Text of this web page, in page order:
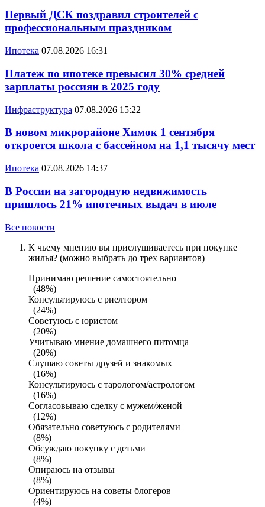
Первый ДСК поздравил строителей с
профессиональным праздником
Ипотека 07.08.2026 16:31
Платеж по ипотеке превысил 30% средней
зарплаты россиян в 2025 году
Инфраструктура 07.08.2026 15:22
В новом микрорайоне Химок 1 сентября
откроется школа с бассейном на 1,1 тысячу мест
Ипотека 07.08.2026 14:37
В России на загородную недвижимость
пришлось 21% ипотечных выдач в июле
Все новости
К чьему мнению вы прислушиваетесь при покупке
жилья? (можно выбрать до трех вариантов)
Принимаю решение самостоятельно
(48%)
Консультируюсь с риелтором
(24%)
Советуюсь с юристом
(20%)
Учитываю мнение домашнего питомца
(20%)
Слушаю советы друзей и знакомых
(16%)
Консультируюсь с тарологом/астрологом
(16%)
Согласовываю сделку с мужем/женой
(12%)
Обязательно советуюсь с родителями
(8%)
Обсуждаю покупку с детьми
(8%)
Опираюсь на отзывы
(8%)
Ориентируюсь на советы блогеров
(4%)